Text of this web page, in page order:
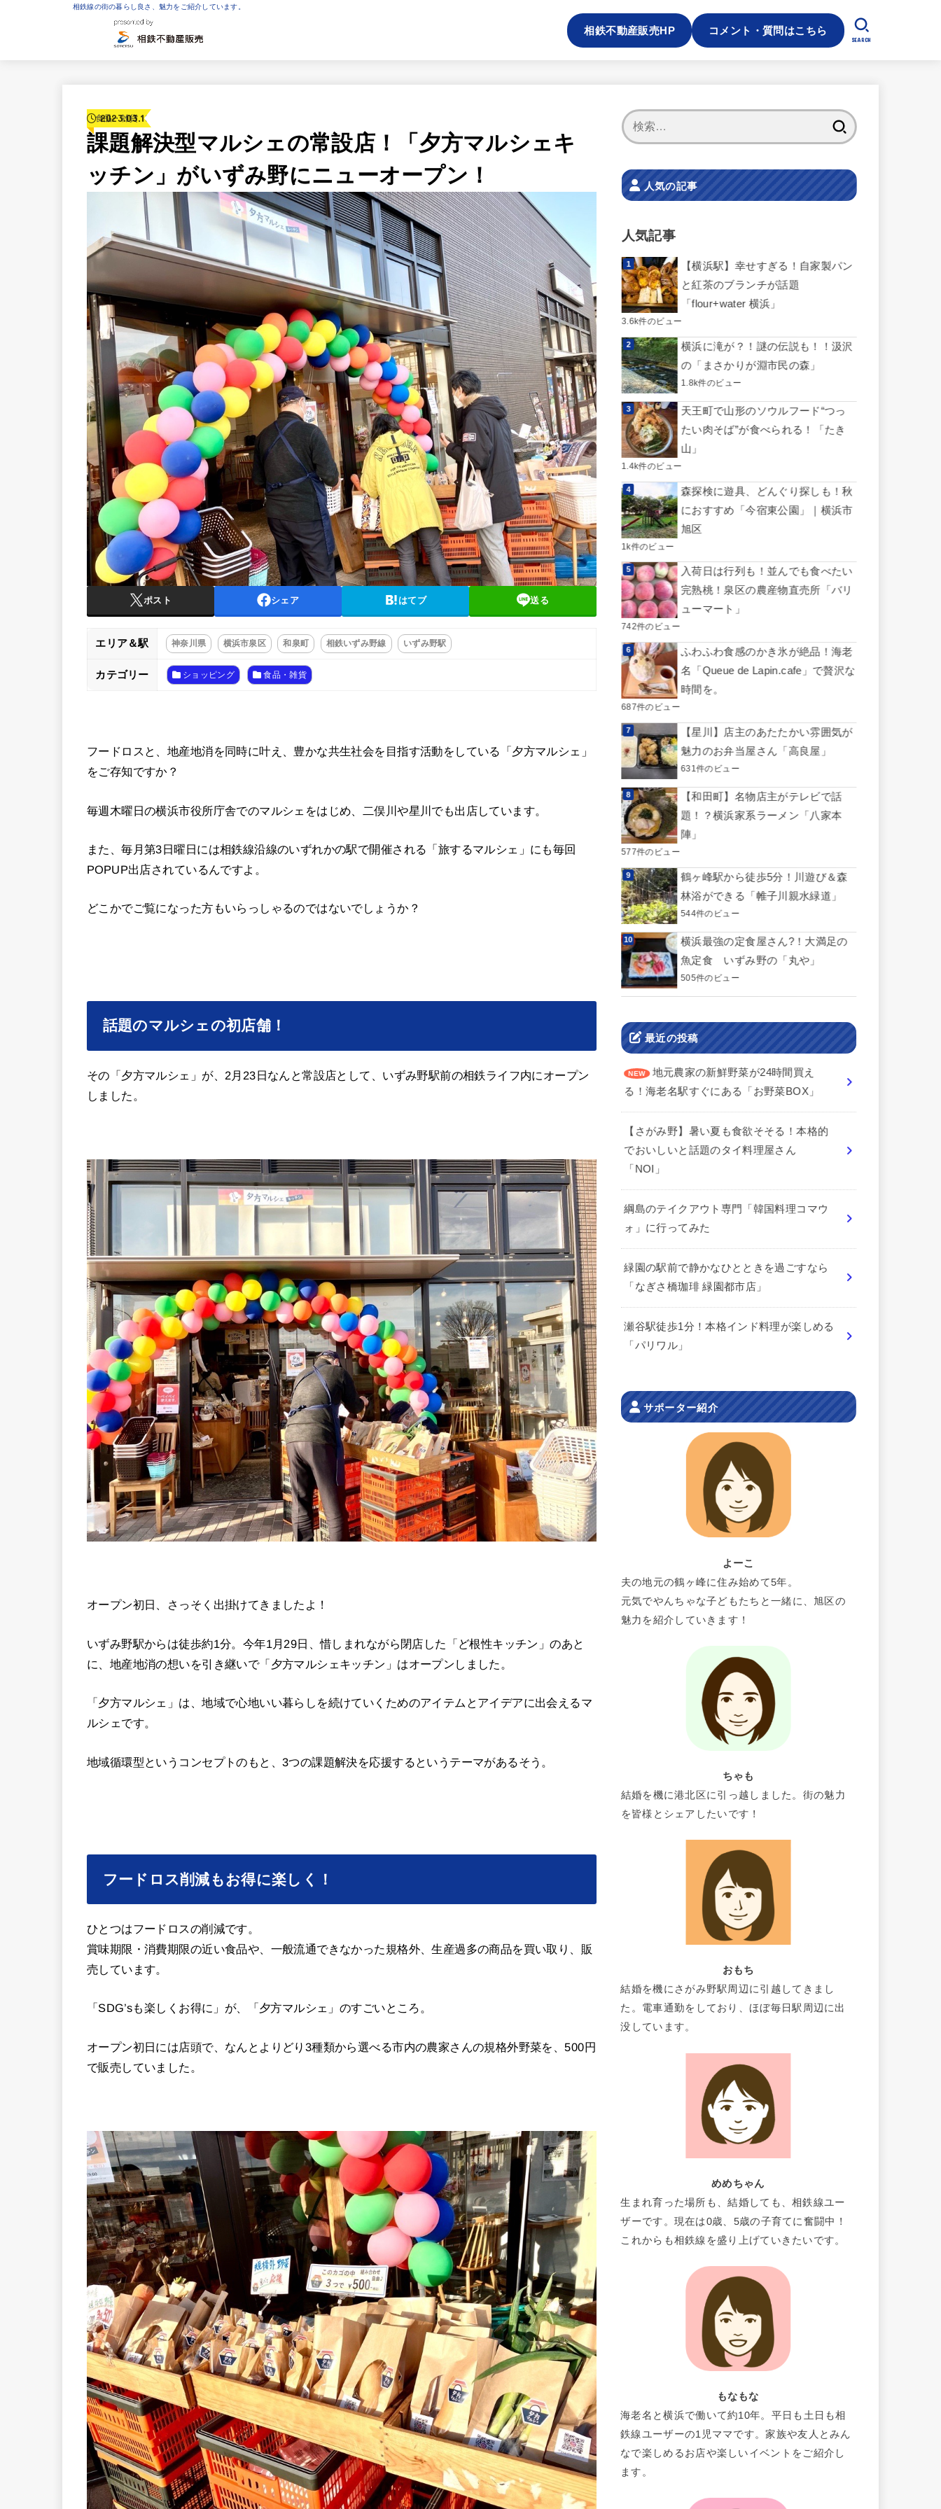
相鉄線の街の暮らし良さ、魅力をご紹介しています。
相鉄不動産販売HP コメント・質問はこちら
SEARCH
食品・雑貨
2023.03.10
課題解決型マルシェの常設店！「夕方マルシェキ
ッチン」がいずみ野にニューオープン！
ポスト シェア はてブ 送る
エリア＆駅 神奈川県 横浜市泉区 和泉町 相鉄いずみ野線 いずみ野駅
カテゴリー ショッピング 食品・雑貨
フードロスと、地産地消を同時に叶え、豊かな共生社会を目指す活動をしている「夕方マルシェ」
をご存知ですか？
毎週木曜日の横浜市役所庁舎でのマルシェをはじめ、二俣川や星川でも出店しています。
また、毎月第3日曜日には相鉄線沿線のいずれかの駅で開催される「旅するマルシェ」にも毎回
POPUP出店されているんですよ。
どこかでご覧になった方もいらっしゃるのではないでしょうか？
話題のマルシェの初店舗！
その「夕方マルシェ」が、2月23日なんと常設店として、いずみ野駅前の相鉄ライフ内にオープン
しました。
オープン初日、さっそく出掛けてきましたよ！
いずみ野駅からは徒歩約1分。今年1月29日、惜しまれながら閉店した「ど根性キッチン」のあと
に、地産地消の想いを引き継いで「夕方マルシェキッチン」はオープンしました。
「夕方マルシェ」は、地域で心地いい暮らしを続けていくためのアイテムとアイデアに出会えるマ
ルシェです。
地域循環型というコンセプトのもと、3つの課題解決を応援するというテーマがあるそう。
フードロス削減もお得に楽しく！
ひとつはフードロスの削減です。
賞味期限・消費期限の近い食品や、一般流通できなかった規格外、生産過多の商品を買い取り、販
売しています。
「SDG’sも楽しくお得に」が、「夕方マルシェ」のすごいところ。
オープン初日には店頭で、なんとよりどり3種類から選べる市内の農家さんの規格外野菜を、500円
で販売していました。
人気の記事
人気記事
【横浜駅】幸せすぎる！自家製パン
と紅茶のブランチが話題
「flour+water 横浜」
3.6k件のビュー
横浜に滝が？！謎の伝説も！！汲沢
の「まさかりが淵市民の森」
1.8k件のビュー
天王町で山形のソウルフード“つっ
たい肉そば”が食べられる！「たき
山」
1.4k件のビュー
森探検に遊具、どんぐり探しも！秋
におすすめ「今宿東公園」｜横浜市
旭区
1k件のビュー
入荷日は行列も！並んでも食べたい
完熟桃！泉区の農産物直売所「バリ
ューマート」
742件のビュー
ふわふわ食感のかき氷が絶品！海老
名「Queue de Lapin.cafe」で贅沢な
時間を。
687件のビュー
【星川】店主のあたたかい雰囲気が
魅力のお弁当屋さん「高良屋」
631件のビュー
【和田町】名物店主がテレビで話
題！？横浜家系ラーメン「八家本
陣」
577件のビュー
鶴ヶ峰駅から徒歩5分！川遊び＆森
林浴ができる「帷子川親水緑道」
544件のビュー
横浜最強の定食屋さん?！大満足の
魚定食 いずみ野の「丸や」
505件のビュー
最近の投稿
地元農家の新鮮野菜が24時間買え
る！海老名駅すぐにある「お野菜BOX」
【さがみ野】暑い夏も食欲そそる！本格的
でおいしいと話題のタイ料理屋さん
「NOI」
綱島のテイクアウト専門「韓国料理コマウ
ォ」に行ってみた
緑園の駅前で静かなひとときを過ごすなら
「なぎさ橋珈琲 緑園都市店」
瀬谷駅徒歩1分！本格インド料理が楽しめる
「パリワル」
サポーター紹介
よーこ
夫の地元の鶴ヶ峰に住み始めて5年。
元気でやんちゃな子どもたちと一緒に、旭区の
魅力を紹介していきます！
ちゃも
結婚を機に港北区に引っ越しました。街の魅力
を皆様とシェアしたいです！
おもち
結婚を機にさがみ野駅周辺に引越してきまし
た。電車通勤をしており、ほぼ毎日駅周辺に出
没しています。
めめちゃん
生まれ育った場所も、結婚しても、相鉄線ユー
ザーです。現在は0歳、5歳の子育てに奮闘中！
これからも相鉄線を盛り上げていきたいです。
もなもな
海老名と横浜で働いて約10年。平日も土日も相
鉄線ユーザーの1児ママです。家族や友人とみん
なで楽しめるお店や楽しいイベントをご紹介し
ます。